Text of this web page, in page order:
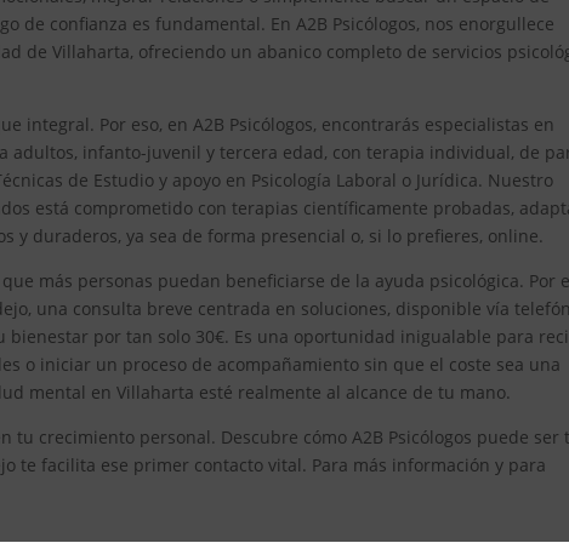
de confianza es fundamental. En A2B Psicólogos, nos enorgullece
de Villaharta, ofreciendo un abanico completo de servicios
integral. Por eso, en A2B Psicólogos, encontrarás especialistas en
adultos, infanto-juvenil y tercera edad, con terapia individual, de
de Estudio y apoyo en Psicología Laboral o Jurídica. Nuestro
está comprometido con terapias científicamente probadas,
y duraderos, ya sea de forma presencial o, si lo prefieres, online.
más personas puedan beneficiarse de la ayuda psicológica. Por
una consulta breve centrada en soluciones, disponible vía
por tan solo 30€. Es una oportunidad inigualable para
o iniciar un proceso de acompañamiento sin que el coste sea una
mental en Villaharta esté realmente al alcance de tu mano.
crecimiento personal. Descubre cómo A2B Psicólogos puede ser
te facilita ese primer contacto vital. Para más información y para